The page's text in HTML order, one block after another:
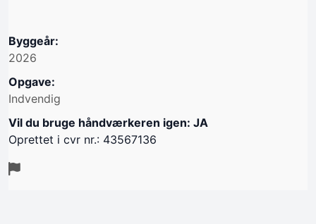
Byggeår:
2026
Opgave:
Indvendig
Vil du bruge håndværkeren igen: JA
Oprettet i cvr nr.: 43567136